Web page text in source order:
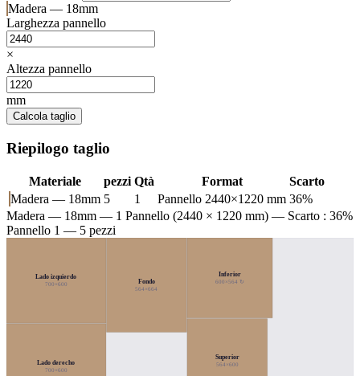
Madera — 18mm
Larghezza pannello
×
Altezza pannello
mm
Calcola taglio
Riepilogo taglio
Materiale pezzi Qtà Format
Scarto
Madera — 18mm 5 1 Pannello 2440×1220 mm 36%
Madera — 18mm — 1 Pannello (2440 × 1220 mm) — Scarto : 36%
Pannello 1 — 5 pezzi
Lado izquierdo
700×600
Lado derecho
700×600
Fondo
564×664
Inferior
600×564 ↻
Superior
564×600